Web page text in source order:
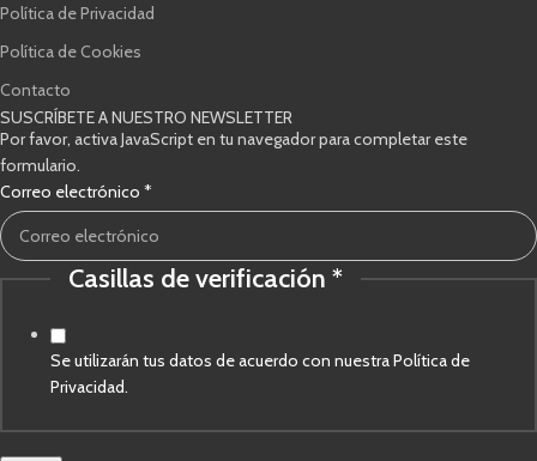
Política de Privacidad
Política de Cookies
Contacto
SUSCRÍBETE A NUESTRO NEWSLETTER
Por favor, activa JavaScript en tu navegador para completar este
formulario.
Correo electrónico *
Casillas
Casillas de verificación *
Se utilizarán tus datos de acuerdo con nuestra Política de
Privacidad.